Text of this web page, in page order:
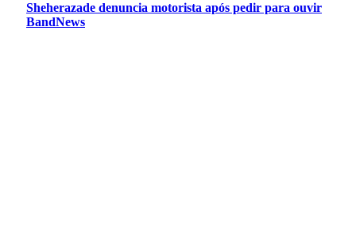
Sheherazade denuncia motorista após pedir para ouvir
BandNews